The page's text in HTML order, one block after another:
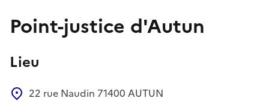
Point-justice d'Autun
Lieu
22 rue Naudin 71400 AUTUN